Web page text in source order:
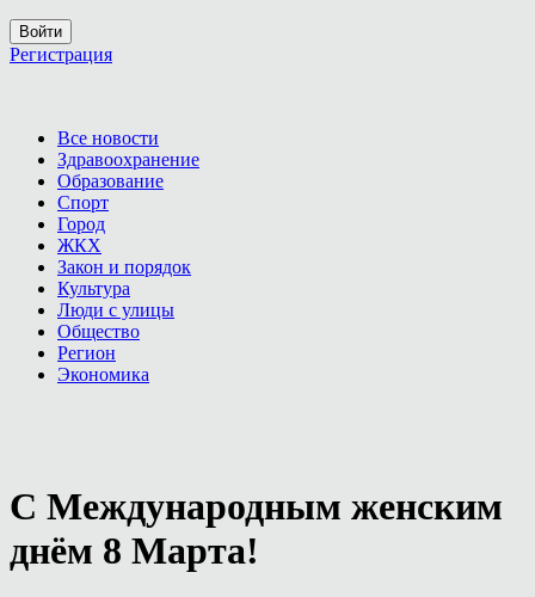
Войти
Регистрация
Все новости
Здравоохранение
Образование
Спорт
Город
ЖКХ
Закон и порядок
Культура
Люди с улицы
Общество
Регион
Экономика
С Международным женским
днём 8 Марта!